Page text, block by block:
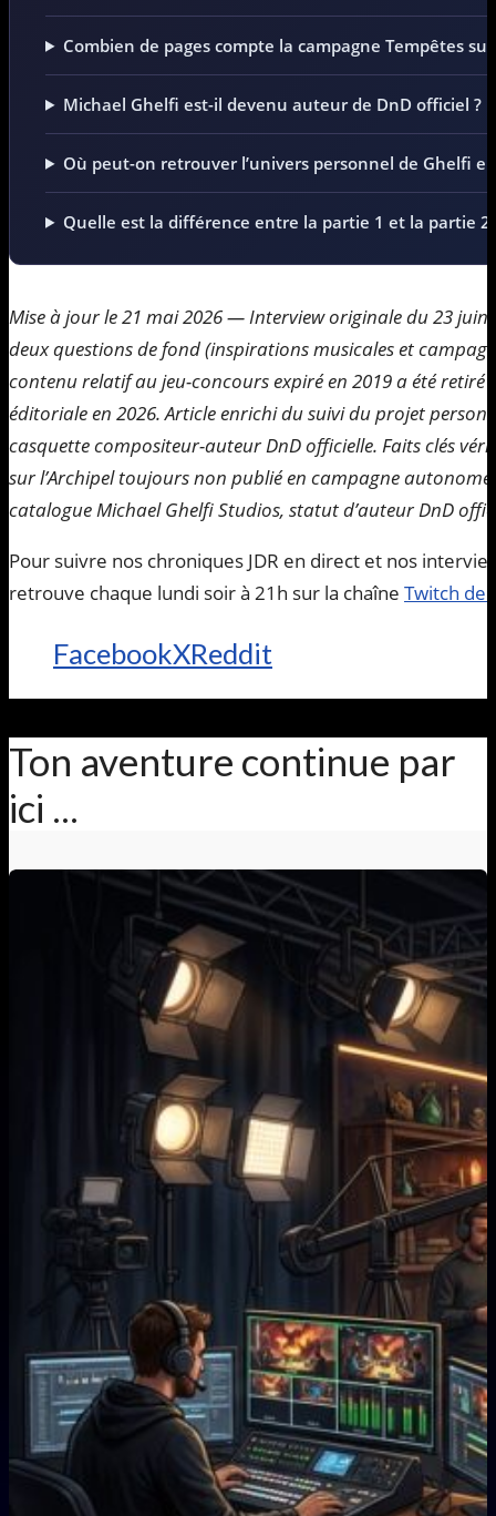
Combien de pages compte la campagne Tempêtes sur
Michael Ghelfi est-il devenu auteur de DnD officiel ?
Où peut-on retrouver l’univers personnel de Ghelfi
Quelle est la différence entre la partie 1 et la partie
Mise à jour le 21 mai 2026 — Interview originale du 23 juin
deux questions de fond (inspirations musicales et
contenu relatif au jeu-concours expiré en 2019 a été retiré
éditoriale en 2026. Article enrichi du suivi du projet
casquette compositeur-auteur DnD officielle. Faits clés
sur l’Archipel toujours non publié en campagne
catalogue Michael Ghelfi Studios, statut d’auteur DnD
Pour suivre nos chroniques JDR en direct et nos
retrouve chaque lundi soir à 21h sur la chaîne Twitch de
FacebookXReddit
Ton aventure continue par
ici ...